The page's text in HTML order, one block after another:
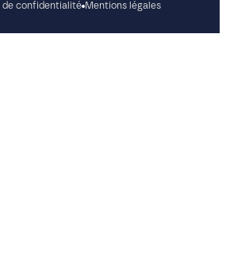
de confidentialité Mentions légales